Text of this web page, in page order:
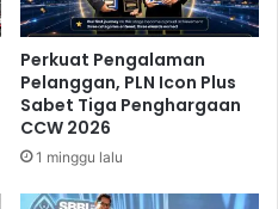
Perkuat Pengalaman
Pelanggan, PLN Icon Plus
Sabet Tiga Penghargaan
CCW 2026
1 minggu lalu